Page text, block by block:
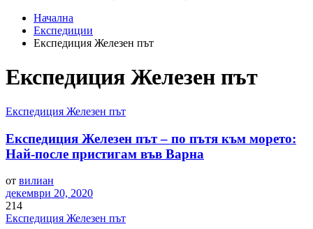
Начална
Експедиции
Експедиция Железен път
Експедиция Железен път
Експедиция Железен път
Експедиция Железен път – по пътя към морето:
Най-после пристигам във Варна
от вилиан
декември 20, 2020
214
Експедиция Железен път